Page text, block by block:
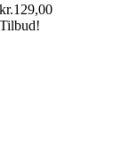
kr.129,00
Tilbud!